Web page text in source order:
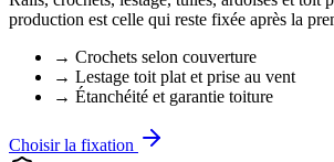
production est celle qui reste fixée après la
→ Crochets selon couverture
→ Lestage toit plat et prise au vent
→ Étanchéité et garantie toiture
Choisir la fixation